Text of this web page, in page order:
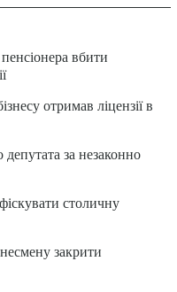
вбити
отримав ліцензії в
за незаконно
столичну
закрити